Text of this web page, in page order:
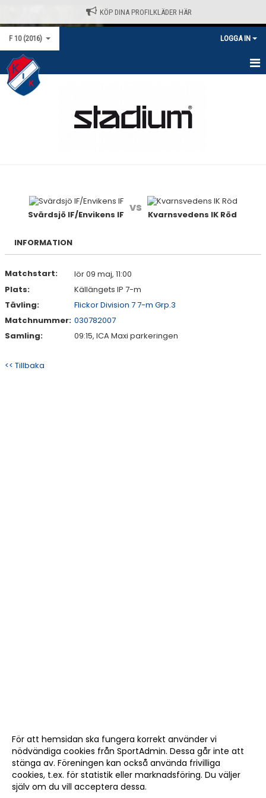
KÖP DINA PROFILKLÄDER HÄR
F 10 (2016) LOGGA IN
HEM
BILDGALLERI
DOKUMENT
Svärdsjö IF/Envikens IF
vs
Kvarnsvedens IK Röd
INFORMATION
Matchstart:
lör 09 maj, 11:00
Plats:
Källängets IP 7-m
Tävling:
Flickor Division 7 7-m Grp.3
Matchnummer: 030782007
Samling:
09:15, ICA Maxi parkeringen
<< Tillbaka
För att hemsidan ska fungera korrekt använder vi
nödvändiga cookies från SportAdmin. Dessa går inte att
stänga av. Föreningen kan också använda frivilliga
cookies, t.ex. för statistik eller marknadsföring. Du väljer
själv om du vill acceptera dessa.